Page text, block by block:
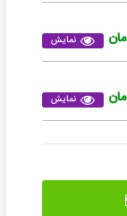
نمایش
نمایش